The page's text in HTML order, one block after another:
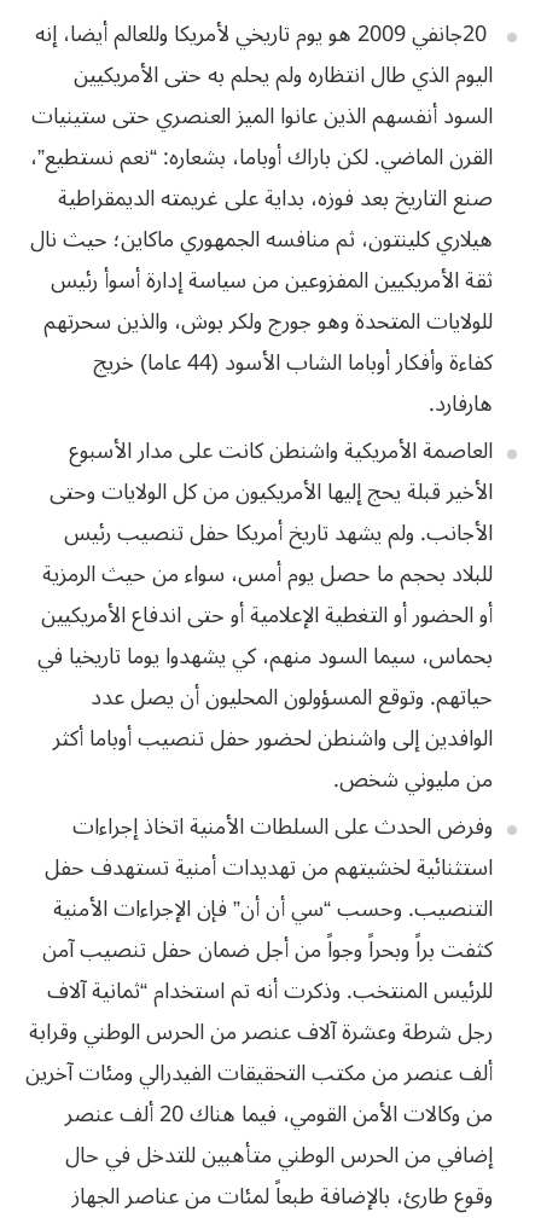
جانفي 2009 هو يوم تاريخي لأمريكا وللعالم
أيضا، إنه
اليوم الذي طال انتظاره ولم يحلم به حتى الأمريكيين
السود أنفسهم الذينعانوا الميز العنصري حتى ستينيات
القرن الماضي. لكن باراك أوباما، بشعاره: “نعمنستطيع”،
صنع التاريخ بعد فوزه، بداية على غريمته الديمقراطية
هيلاري كلينتون، ثممنافسه الجمهوري ماكاين؛ حيث نال
ثقة الأمريكيين المفزوعين من سياسة إدارة أسوأرئيس
للولايات المتحدة وهو جورج ولكر بوش، والذين سحرتهم
كفاءة وأفكار أوباما الشاب
الأسود (44 عاما) خريج
هارفارد.
العاصمةالأمريكية واشنطن كانت على مدار الأسبوع
الأخير قبلة يحج إليها الأمريكيون من كلالولايات وحتى
الأجانب. ولم يشهد تاريخ أمريكا حفل تنصيب رئيس
للبلاد بحجم ما حصليوم أمس، سواء من حيث الرمزية
أو الحضور أو التغطية الإعلامية أو حتى اندفاعالأمريكيين
بحماس، سيماالسودمنهم،كييشهدوايوماتاريخيافي
حياتهم.وتوقعالمسؤولونالمحليونأنيصلعدد
الوافدينإلىواشنطنلحضورحفلتنصيبأوباماأكثر
منمليونيشخص.
وفرض الحدث علىالسلطات الأمنية اتخاذ إجراءات
استثنائية لخشيتهم من تهديدات أمنية تستهدف حفل
التنصيب. وحسب “سي أن أن” فإن الإجراءات الأمنية
كثفت براً وبحراً وجواً من أجلضمان حفل تنصيب آمن
للرئيس المنتخب. وذكرت أنه تم استخدام “ثمانية آلاف
رجل شرطةوعشرة آلاف عنصر من الحرس الوطني وقرابة
ألف عنصر من مكتب التحقيقات الفيدراليومئات آخرين
من وكالات الأمن القومي، فيما هناك 20 ألف عنصر
إضافي من الحرس الوطنيمتأهبين للتدخل في حال
وقوع طارئ، بالإضافة طبعاً لمئات من عناصر الجهاز